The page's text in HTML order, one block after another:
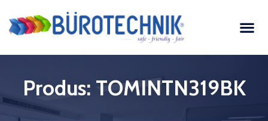
Produs: TOMINTN319BK